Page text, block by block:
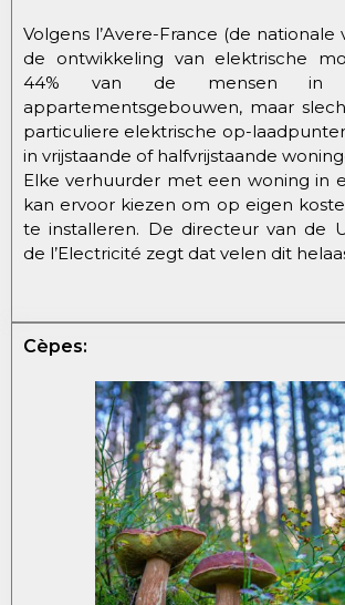
Volgens l’Avere-France (de nationale
de ontwikkeling van elektrische
44% van de mensen in
appartementsgebouwen, maar
particuliere elektrische op-
in vrijstaande of halfvrijstaande
Elke verhuurder met een woning in
kan ervoor kiezen om op eigen
te installeren. De directeur van de
de l’Electricité zegt dat velen dit
Cèpes: